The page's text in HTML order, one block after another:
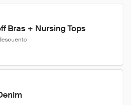
Bras + Nursing Tops